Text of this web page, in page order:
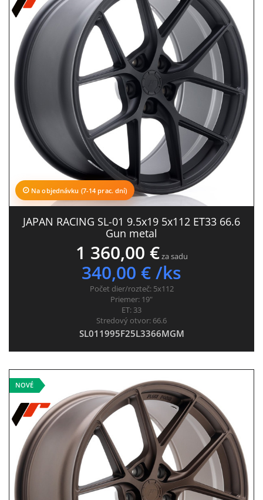
Na objednávku (7-14 prac. dní)
JAPAN RACING SL-01 9.5x19 5x112 ET33 66.6
Gun metal
1 360,00 €za sadu
340,00 € /ks
Počet dier/rozteč: 5x112
Priemer: 19"
ET: 33
Stredový otvor: 66.6
SL011995F25L3366MGM
NOVÉ